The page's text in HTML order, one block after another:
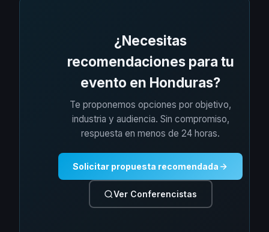
¿Necesitas
recomendaciones para tu
evento en Honduras?
Te proponemos opciones por objetivo,
industria y audiencia. Sin compromiso,
respuesta en menos de 24 horas.
Solicitar propuesta recomendada
Ver Conferencistas